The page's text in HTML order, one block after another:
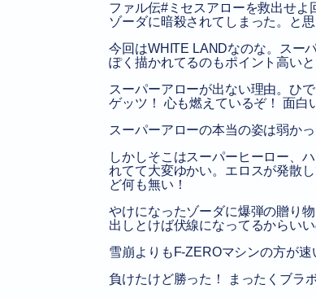
ファル伝#ミセスアローを救出せよ
ゾーダに暗殺されてしまった。と
今回はWHITE LANDなのな。スー
ぽく描かれてるのもポイント高い
スーパーアローが出ない理由。ひ
ゲッツ！ 心も燃えているぞ！ 面白
スーパーアローの本当の姿は弱かっ
しかしそこはスーパーヒーロー、
れてて大変ゆかい。エロスが発散
ど何も無い！
やけになったゾーダに爆弾の贈り
出しとけば伏線になってるからい
雪崩よりもF-ZEROマシンの方が速
負けたけど勝った！ まったくブラ